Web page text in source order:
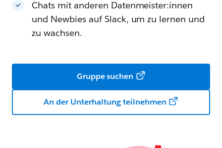
Chats mit anderen Datenmeister:innen
und Newbies auf Slack, um zu lernen und
zu wachsen.
Gruppe suchen
An der Unterhaltung teilnehmen